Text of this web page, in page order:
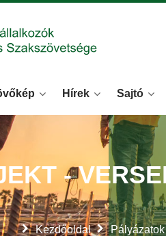
Hírek Sajtó
Kezdőoldal Pályázatok
-